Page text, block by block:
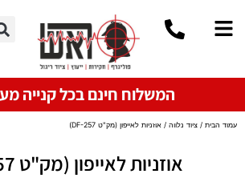
המשלוח חינם בכל קנייה מעל
עמוד הבית / ציוד נלווה / אוזניות לאייפון (מק"ט DF-257)
אוזניות לאייפון (מק"ט DF-257)